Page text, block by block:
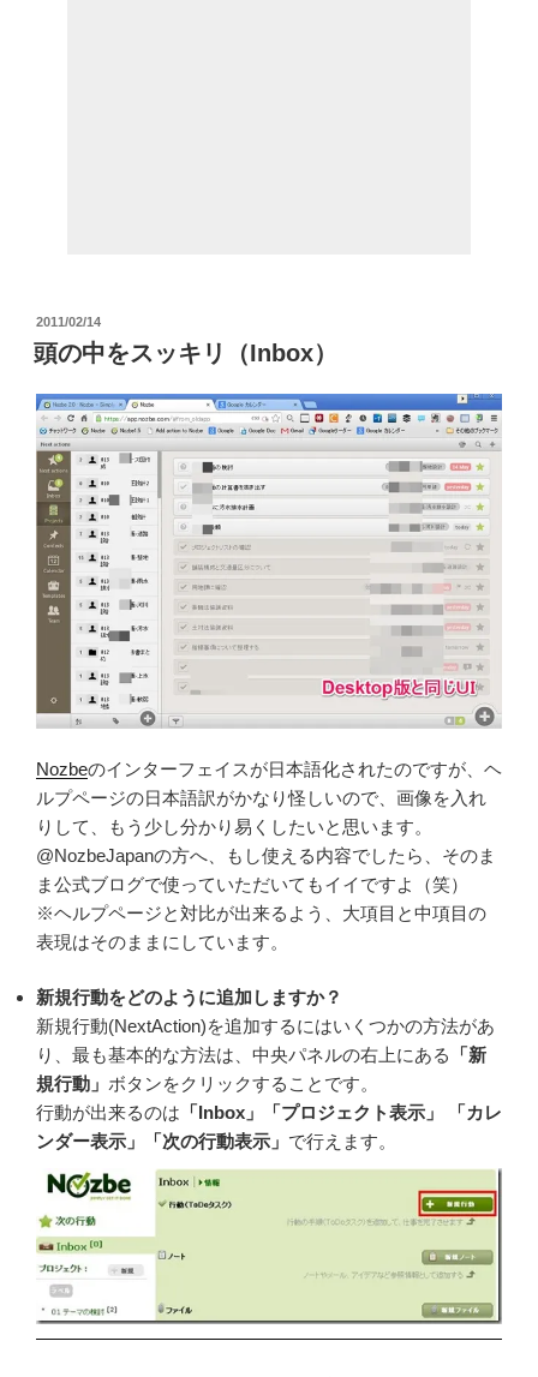
投
稿
日:
2011/02/14
頭の中をスッキリ（Inbox）
Nozbeのインターフェイスが日本語化されたのですが、ヘ
ルプページの日本語訳がかなり怪しいので、画像を入れ
りして、もう少し分かり易くしたいと思います。
@NozbeJapanの方へ、もし使える内容でしたら、そのま
ま公式ブログで使っていただいてもイイですよ（笑）
※ヘルプページと対比が出来るよう、大項目と中項目の
表現はそのままにしています。
新規行動をどのように追加しますか？
新規行動(NextAction)を追加するにはいくつかの方法があ
り、最も基本的な方法は、中央パネルの右上にある
「新
規行動」 ボタンをクリックすることです。
行動が出来るのは 「Inbox」「プロジェクト表示」 「カレ
ンダー表示」「次の行動表示」 で行えます。